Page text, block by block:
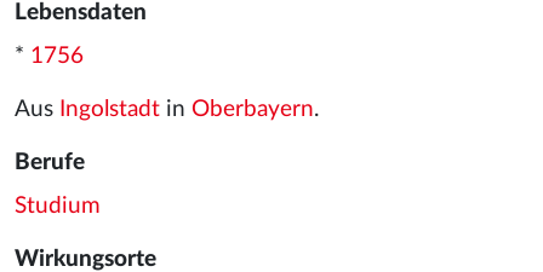
Lebensdaten
* 1756
Aus Ingolstadt in Oberbayern.
Berufe
Studium
Wirkungsorte